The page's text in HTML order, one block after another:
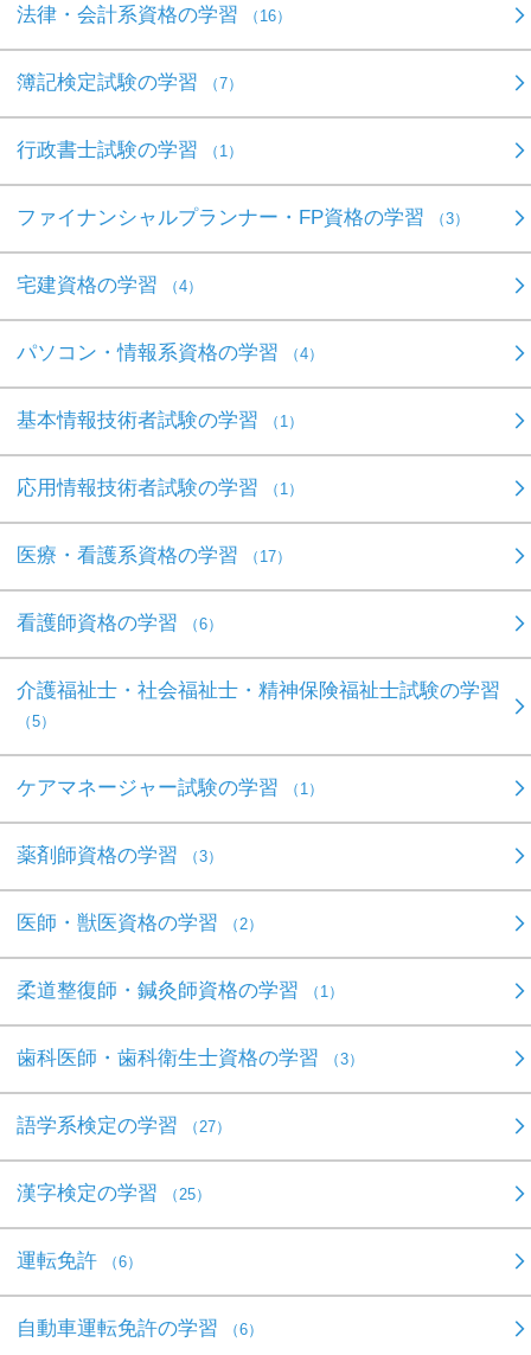
法律・会計系資格の学習 （16）
簿記検定試験の学習 （7）
行政書士試験の学習 （1）
ファイナンシャルプランナー・FP資格の学習 （3）
宅建資格の学習 （4）
パソコン・情報系資格の学習 （4）
基本情報技術者試験の学習 （1）
応用情報技術者試験の学習 （1）
医療・看護系資格の学習 （17）
看護師資格の学習 （6）
介護福祉士・社会福祉士・精神保険福祉士試験の学習
（5）
ケアマネージャー試験の学習 （1）
薬剤師資格の学習 （3）
医師・獣医資格の学習 （2）
柔道整復師・鍼灸師資格の学習 （1）
歯科医師・歯科衛生士資格の学習 （3）
語学系検定の学習 （27）
漢字検定の学習 （25）
運転免許 （6）
自動車運転免許の学習 （6）